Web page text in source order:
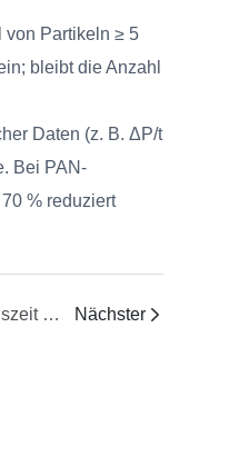
von Partikeln ≥ 5
bleibt die Anzahl
Daten (z. B. ΔP/t
Bei PAN-
% reduziert
Wie lassen sich die Reinigungszeit der Anlage und der Lösungsmittelverbrauch während Rezeptur-/Lösungsmittel-/Farbwechseln im halb- bzw. vollautomatischen Betrieb quantifizieren? Nächster